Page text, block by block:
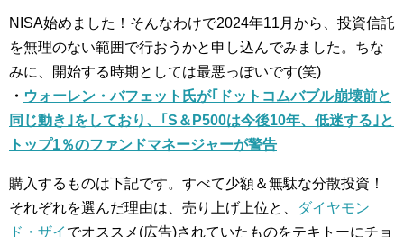
NISA始めました！そんなわけで2024年11月から、投資信託
を無理のない範囲で行おうかと申し込んでみました。ちな
みに、開始する時期としては最悪っぽいです(笑)
・ ウォーレン・バフェット氏が｢ドットコムバブル崩壊前と
同じ動き｣をしており、｢S＆P500は今後10年、低迷する｣と
トップ1％のファンドマネージャーが警告
購入するものは下記です。すべて少額＆無駄な分散投資！
それぞれを選んだ理由は、売り上げ上位と、
ダイヤモン
ド・ザイ でオススメ(広告)されていたものをテキトーにチョ